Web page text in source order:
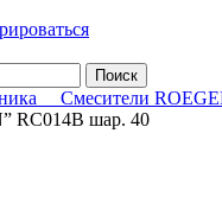
Поиск
Смесители
RC014B шар. 40